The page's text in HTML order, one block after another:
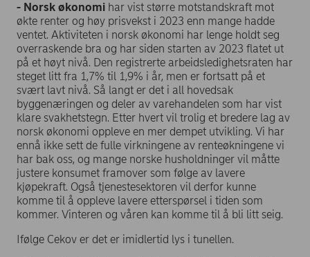
- Norsk økonomi har vist større motstandskraft mot
økte renter og høy prisvekst i 2023 enn mange hadde
ventet. Aktiviteten i norsk økonomi har lenge holdt seg
overraskende bra og har siden starten av 2023 flatet ut
på et høyt nivå. Den registrerte arbeidsledighetsraten har
steget litt fra 1,7% til 1,9% i år, men er fortsatt på et
svært lavt nivå. Så langt er det i all hovedsak
byggenæringen og deler av varehandelen som har vist
klare svakhetstegn. Etter hvert vil trolig et bredere lag av
norsk økonomi oppleve en mer dempet utvikling. Vi har
ennå ikke sett de fulle virkningene av renteøkningene vi
har bak oss, og mange norske husholdninger vil måtte
justere konsumet framover som følge av lavere
kjøpekraft. Også tjenestesektoren vil derfor kunne
komme til å oppleve lavere etterspørsel i tiden som
kommer. Vinteren og våren kan komme til å bli litt seig.
Ifølge Cekov er det er imidlertid lys i tunellen.